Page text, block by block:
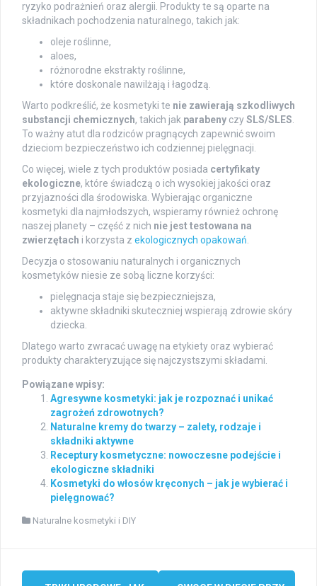
ryzyko podrażnień oraz alergii. Produkty te są oparte na
składnikach pochodzenia naturalnego, takich jak:
oleje roślinne,
aloes,
różnorodne ekstrakty roślinne,
które doskonale nawilżają i łagodzą.
Warto podkreślić, że kosmetyki te nie zawierają szkodliwych
substancji chemicznych, takich jak parabeny czySLS/SLES.
To ważny atut dla rodziców pragnących zapewnić swoim
dzieciom bezpieczeństwo ich codziennej pielęgnacji.
Co więcej, wiele z tych produktów posiada certyfikaty
ekologiczne, które świadczą o ich wysokiej jakości oraz
przyjazności dla środowiska. Wybierając organiczne
kosmetyki dla najmłodszych, wspieramy również ochronę
naszej planety – część z nich nie jest testowana na
zwierzętach i korzysta z ekologicznych opakowań.
Decyzja o stosowaniu naturalnych i organicznych
kosmetyków niesie ze sobą liczne korzyści:
pielęgnacja staje się bezpieczniejsza,
aktywne składniki skuteczniej wspierają zdrowie skóry
dziecka.
Dlatego warto zwracać uwagę na etykiety oraz wybierać
produkty charakteryzujące się najczystszymi składami.
Powiązane wpisy:
Agresywne kosmetyki: jak je rozpoznać i unikać
zagrożeń zdrowotnych?
Naturalne kremy do twarzy – zalety, rodzaje i
składniki aktywne
Receptury kosmetyczne: nowoczesne podejście i
ekologiczne składniki
Kosmetyki do włosów kręconych – jak je wybierać i
pielęgnować?
Naturalne kosmetyki i DIY